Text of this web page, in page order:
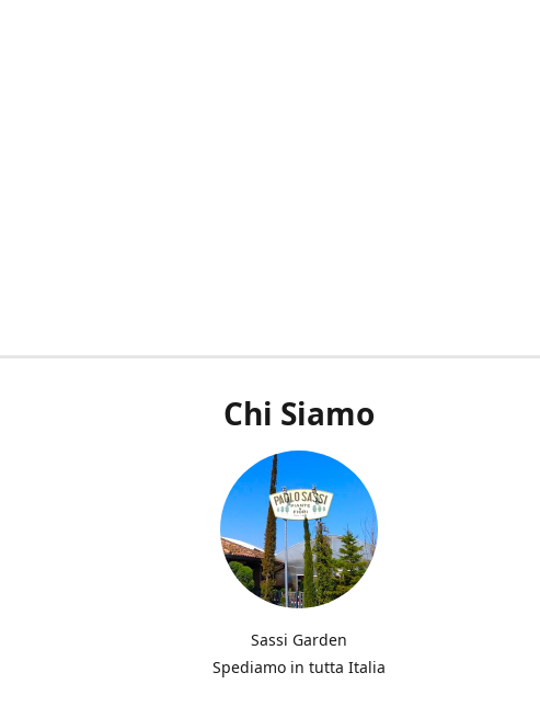
Chi Siamo
Sassi Garden
Spediamo in tutta Italia